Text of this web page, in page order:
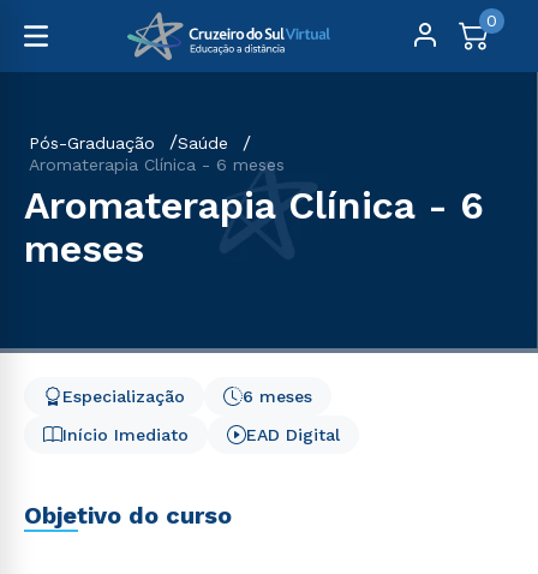
0
Pós-Graduação
Saúde
Aromaterapia Clínica - 6 meses
Aromaterapia Clínica - 6
meses
Início Imediato
6 meses
Especialização
EAD Digital
Objetivo do curso